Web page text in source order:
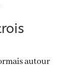
autour